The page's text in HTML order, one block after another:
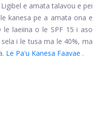
e amata talavou e pei
kanesa pe a amata ona e
laeiina o le SPF 15 i aso
i le tusa ma le 40%, ma
Le Paʻu Kanesa Faavae .